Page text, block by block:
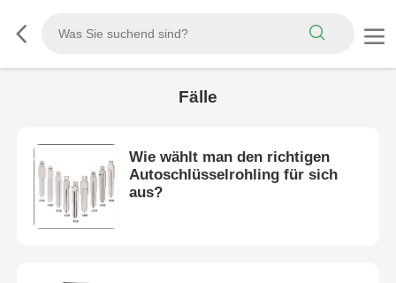
Fälle
Wie wählt man den richtigen
Autoschlüsselrohling für sich
aus?